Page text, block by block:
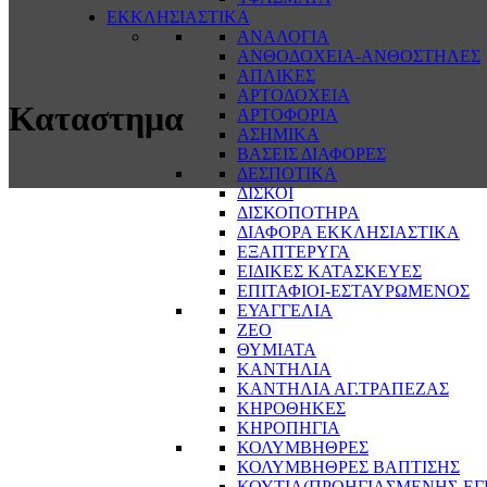
ΕΚΚΛΗΣΙΑΣΤΙΚΑ
ΑΝΑΛΟΓΙΑ
ΑΝΘΟΔΟΧΕΙΑ-ΑΝΘΟΣΤΗΛΕΣ
ΑΠΛΙΚΕΣ
ΑΡΤΟΔΟΧΕΙΑ
ΑΡΤΟΦΟΡΙΑ
ΑΣΗΜΙΚΑ
ΒΑΣΕΙΣ ΔΙΑΦΟΡΕΣ
ΔΕΣΠΟΤΙΚΑ
ΔΙΣΚΟΙ
ΔΙΣΚΟΠΟΤΗΡΑ
ΔΙΑΦΟΡΑ ΕΚΚΛΗΣΙΑΣΤΙΚΑ
ΕΞΑΠΤΕΡΥΓΑ
ΕΙΔΙΚΕΣ ΚΑΤΑΣΚΕΥΕΣ
ΕΠΙΤΑΦΙΟΙ-ΕΣΤΑΥΡΩΜΕΝΟΣ
ΕΥΑΓΓΕΛΙΑ
ΖΕΟ
ΘΥΜΙΑΤΑ
ΚΑΝΤΗΛΙΑ
ΚΑΝΤΗΛΙΑ ΑΓ.ΤΡΑΠΕΖΑΣ
ΚΗΡΟΘΗΚΕΣ
ΚΗΡΟΠΗΓΙΑ
ΚΟΛΥΜΒΗΘΡΕΣ
ΚΟΛΥΜΒΗΘΡΕΣ ΒΑΠΤΙΣΗΣ
Καταστημα